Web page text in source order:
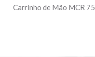
Carrinho de Mão MCR 75